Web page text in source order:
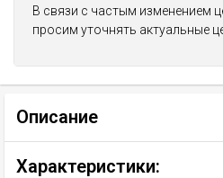
В связи с частым изменением
просим уточнять актуальные
Описание
Характеристики: